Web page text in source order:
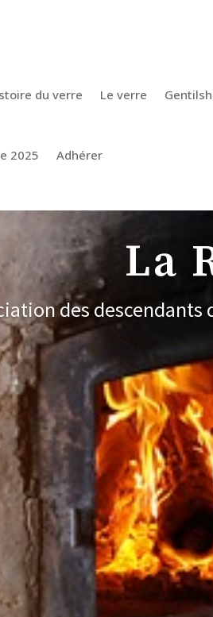
du verre Le verre
2025 Adhérer
La
des